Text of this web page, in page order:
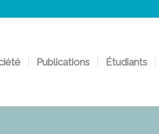
Publications Étudiants